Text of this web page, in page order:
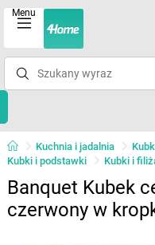
Menu
Kuchnia i jadalnia
Kubki i podstawki
Kubki i
Banquet Kubek
czerwony w